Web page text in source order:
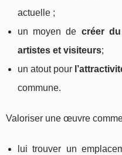
actuelle ;
un moyen de créer
artistes et visiteurs;
un atout pour
commune.
Valoriser une œuvre
lui trouver un